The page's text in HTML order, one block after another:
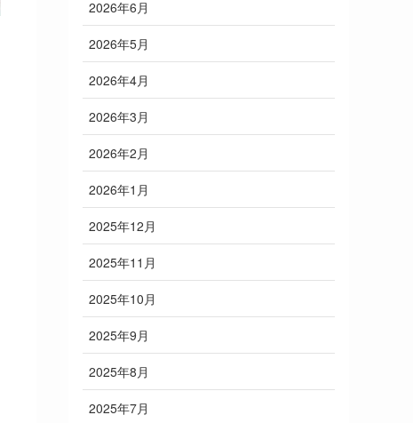
2026年6月
2026年5月
2026年4月
2026年3月
2026年2月
2026年1月
2025年12月
2025年11月
2025年10月
2025年9月
2025年8月
2025年7月